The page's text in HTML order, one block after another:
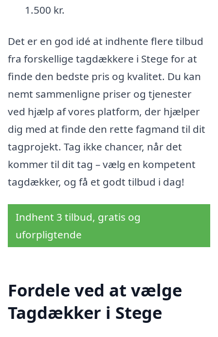
1.500 kr.
Det er en god idé at indhente flere tilbud
fra forskellige tagdækkere i Stege for at
finde den bedste pris og kvalitet. Du kan
nemt sammenligne priser og tjenester
ved hjælp af vores platform, der hjælper
dig med at finde den rette fagmand til dit
tagprojekt. Tag ikke chancer, når det
kommer til dit tag – vælg en kompetent
tagdækker, og få et godt tilbud i dag!
Indhent 3 tilbud, gratis og
uforpligtende
Fordele ved at vælge
Tagdækker i Stege